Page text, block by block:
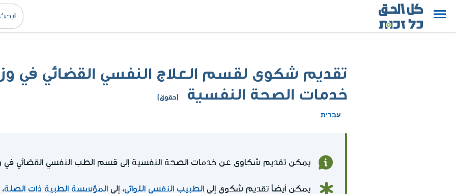
تقديم شكوى لقسم العلاج النفسي القضائي في
خدمات الصحة النفسية
(حقوق)
עברית
يمكن تقديم شكاوى عن خدمات الصحة النفسية إلى قسم الطب النفسي القضائي في
يمكن أيضاً تقديم شكوى إلى الطبيب النفسي اللوائي، إلى المؤسسة الطبية ذات الصلة